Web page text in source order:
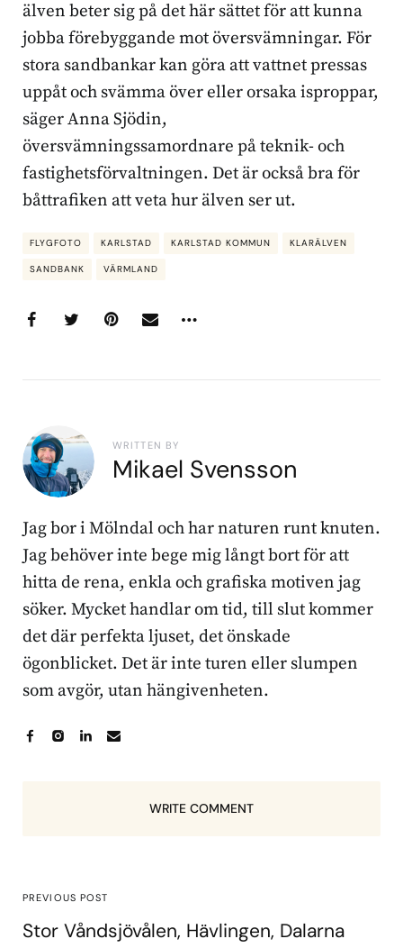
älven beter sig på det här sättet för att kunna
jobba förebyggande mot översvämningar. För
stora sandbankar kan göra att vattnet pressas
uppåt och svämma över eller orsaka isproppar,
säger Anna Sjödin,
översvämningssamordnare på teknik- och
fastighetsförvaltningen. Det är också bra för
båttrafiken att veta hur älven ser ut.
FLYGFOTO KARLSTAD KARLSTAD KOMMUN KLARÄLVEN
SANDBANK VÄRMLAND
WRITTEN BY
Mikael Svensson
Jag bor i Mölndal och har naturen runt knuten.
Jag behöver inte bege mig långt bort för att
hitta de rena, enkla och grafiska motiven jag
söker. Mycket handlar om tid, till slut kommer
det där perfekta ljuset, det önskade
ögonblicket. Det är inte turen eller slumpen
som avgör, utan hängivenheten.
WRITE COMMENT
PREVIOUS POST
Stor Våndsjövålen, Hävlingen, Dalarna